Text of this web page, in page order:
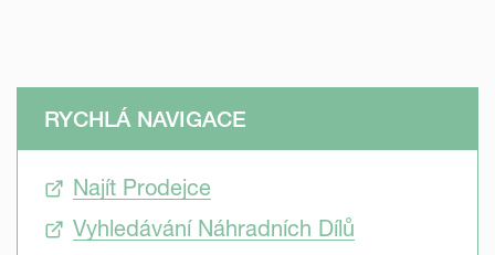
RYCHLÁ NAVIGACE
Najít Prodejce
Vyhledávání Náhradních Dílů